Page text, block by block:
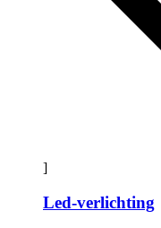
]
Led-verlichting